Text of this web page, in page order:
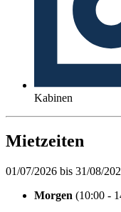
Kabinen
Mietzeiten
01/07/2026 bis 31/08/
Morgen (10:00 -